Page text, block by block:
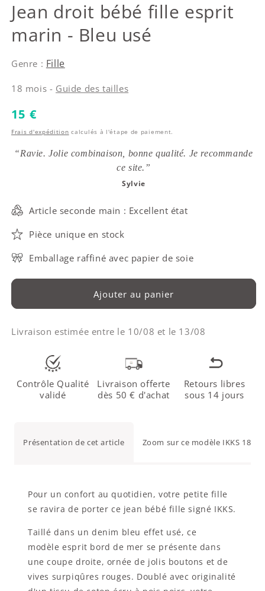
IKKS
Jean droit bébé fille esprit
marin - Bleu usé
Genre : Fille
18 mois - Guide des tailles
Prix habituel
15 €
Frais d'expédition calculés à l'étape de paiement.
“Ravie. Jolie combinaison, bonne qualité. Je recommande
ce site.”
Sylvie
Article seconde main : Excellent état
Pièce unique en stock
Emballage raffiné avec papier de soie
Ajouter au panier
Livraison estimée entre le 10/08 et le 13/08
Contrôle Qualité
validé
Livraison offerte
dès 50 € d'achat
Retours libres
sous 14 jours
Présentation de cet article Zoom sur ce modèle IKKS 18
Pour un confort au quotidien, votre petite fille
se ravira de porter ce jean bébé fille signé IKKS.
Taillé dans un denim bleu effet usé, ce
modèle esprit bord de mer se présente dans
une coupe droite, ornée de jolis boutons et de
vives surpiqûres rouges. Doublé avec originalité